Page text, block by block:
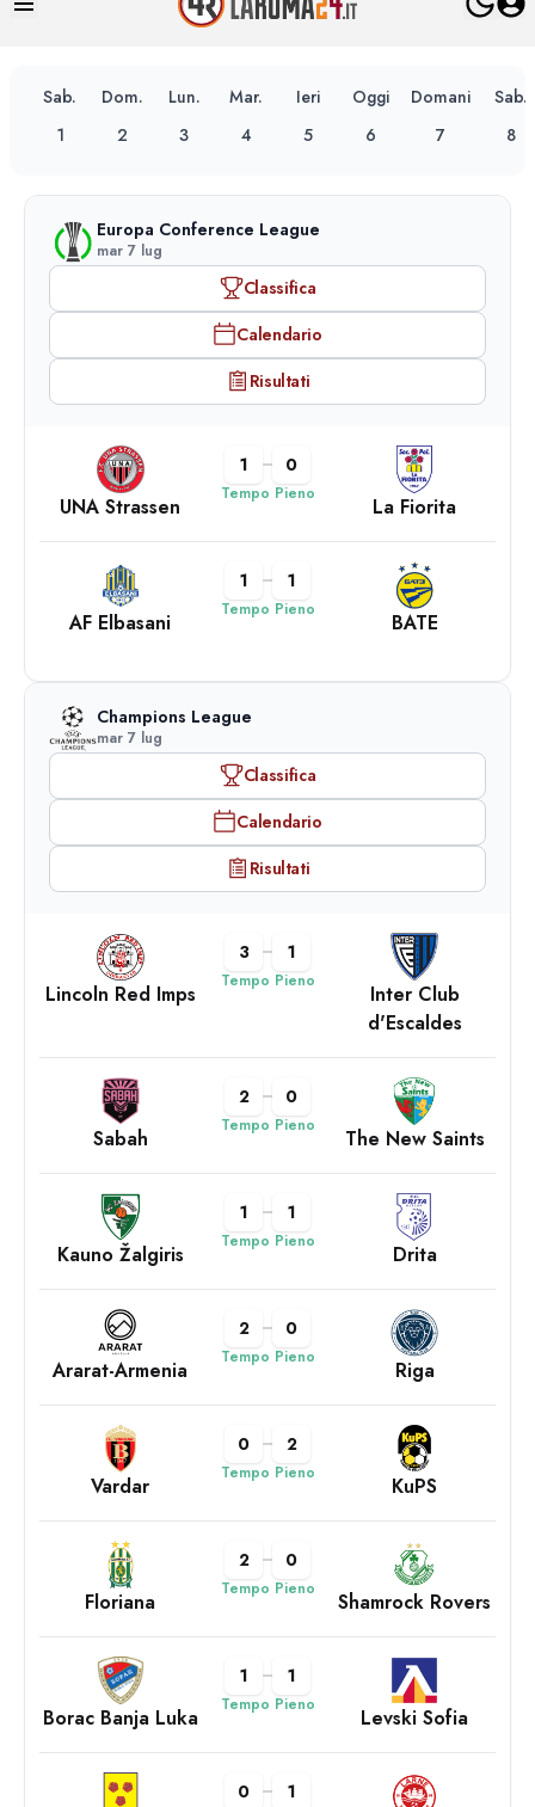
Sab.
1
Dom.
2
Lun.
3
Mar.
4
Ieri
5
Oggi
6
Domani
7
Sab.
8
Europa Conference League
mar 7 lug
Classifica
Calendario
Risultati
UNA Strassen
1 0
Tempo Pieno La Fiorita
AF Elbasani
1 1
Tempo Pieno BATE
Champions League
mar 7 lug
Classifica
Calendario
Risultati
Lincoln Red Imps
3 1
Tempo Pieno
Inter Club
d'Escaldes
Sabah
2 0
Tempo Pieno The New Saints
Kauno Žalgiris
1 1
Tempo Pieno Drita
Ararat-Armenia
2 0
Tempo Pieno Riga
Vardar
0 2
Tempo Pieno KuPS
Floriana
2 0
Tempo Pieno Shamrock Rovers
Borac Banja Luka
1 1
Tempo Pieno Levski Sofia
0 1